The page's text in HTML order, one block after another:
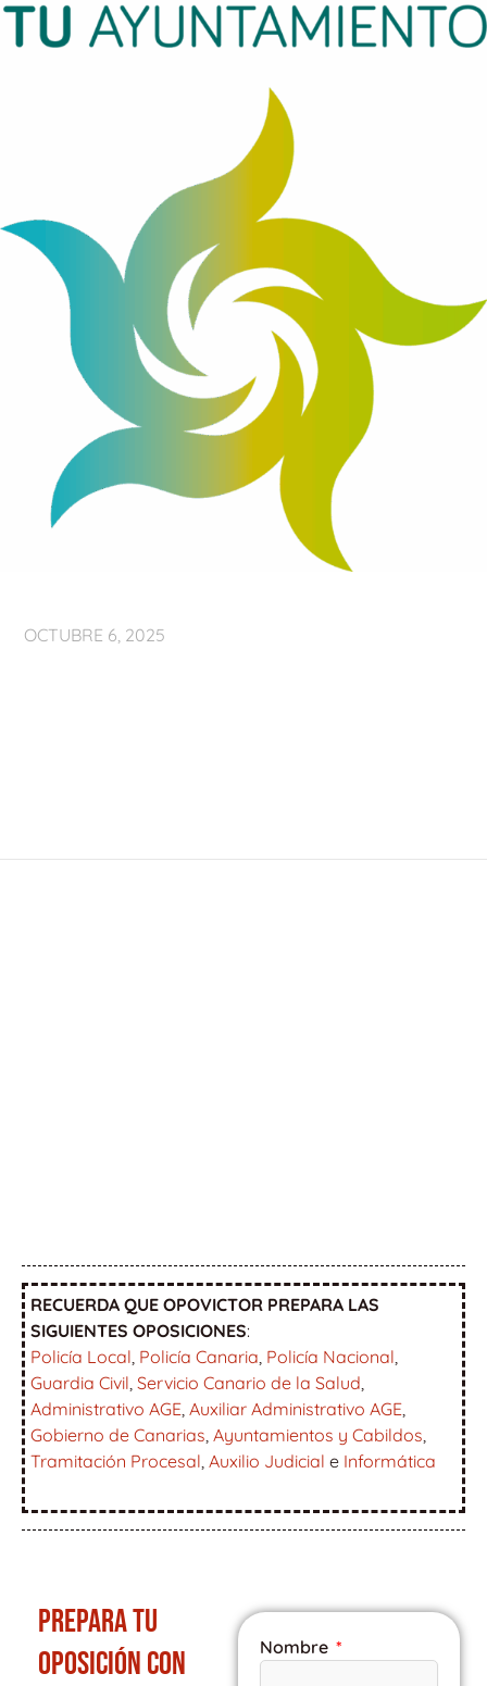
OCTUBRE 6, 2025
RECUERDA QUE OPOVICTOR PREPARA LAS
SIGUIENTES OPOSICIONES:
Policía Local, Policía Canaria, Policía Nacional,
Guardia Civil, Servicio Canario de la Salud,
Administrativo AGE, Auxiliar Administrativo AGE,
Gobierno de Canarias, Ayuntamientos y Cabildos,
Tramitación Procesal, Auxilio Judicial e Informática
PREPARA TU
OPOSICIÓN CON
Nombre